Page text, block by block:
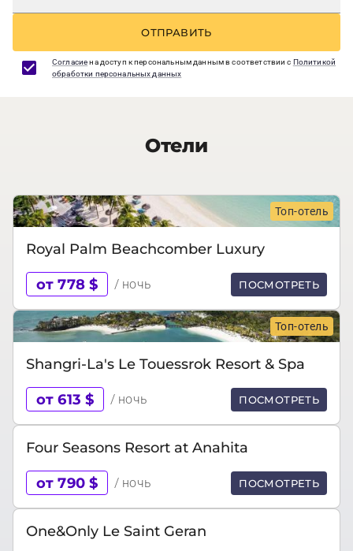
ОТПРАВИТЬ
Согласиена доступ к персональным данным в соответствии с Политикой
обработки персональных данных
Отели
Топ-отель
Royal Palm Beachcomber Luxury
от 778 $ / ночь ПОСМОТРЕТЬ
Топ-отель
Shangri-La's Le Touessrok Resort & Spa
от 613 $ / ночь ПОСМОТРЕТЬ
Four Seasons Resort at Anahita
от 790 $ / ночь ПОСМОТРЕТЬ
One&Only Le Saint Geran